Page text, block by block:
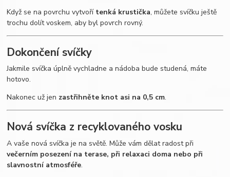
Když se na povrchu vytvoří tenká krustička, můžete svíčku ještě
trochu dolít voskem, aby byl povrch rovný.
Dokončení svíčky
Jakmile svíčka úplně vychladne a nádoba bude studená, máte
hotovo.
Nakonec už jen zastřihněte knot asi na 0,5 cm.
Nová svíčka z recyklovaného vosku
A vaše nová svíčka je na světě. Může vám dělat radost při
večerním posezení na terase, při relaxaci doma nebo při
slavnostní atmosféře.